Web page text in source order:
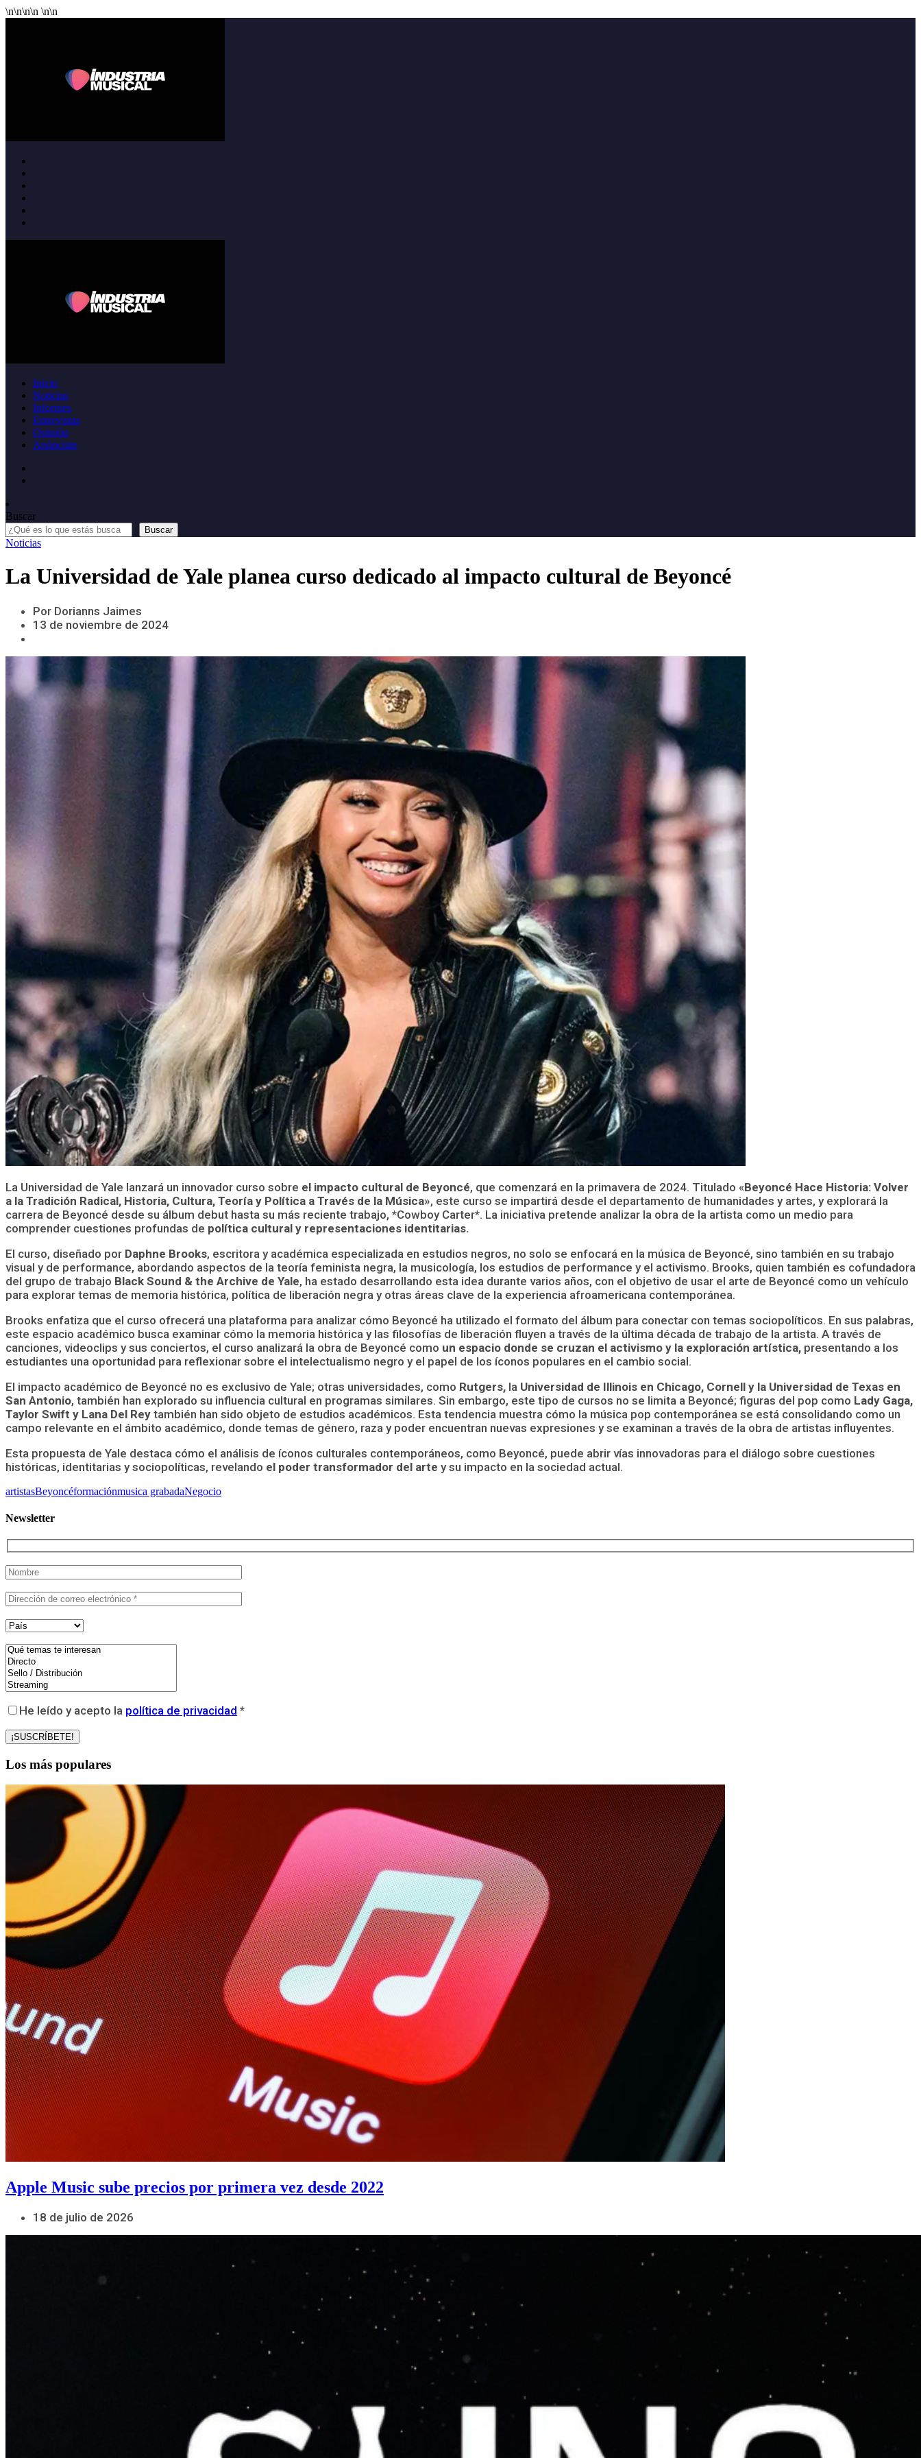
\n\n\n\n \n\n
Inicio
Noticias
Informes
Entrevistas
Opinión
Anúnciate
Buscar
Buscar
Noticias
La Universidad de Yale planea curso dedicado al impacto cultural de Beyoncé
Por Dorianns Jaimes
13 de noviembre de 2024
La Universidad de Yale lanzará un innovador curso sobre el impacto cultural de Beyoncé, que comenzará en la primavera de 2024. Titulado «Beyoncé Hace Historia: Volver
a la Tradición Radical, Historia, Cultura, Teoría y Política a Través de la Música», este curso se impartirá desde el departamento de humanidades y artes, y explorará la
carrera de Beyoncé desde su álbum debut hasta su más reciente trabajo, *Cowboy Carter*. La iniciativa pretende analizar la obra de la artista como un medio para
comprender cuestiones profundas de política cultural y representaciones identitarias.
El curso, diseñado por Daphne Brooks, escritora y académica especializada en estudios negros, no solo se enfocará en la música de Beyoncé, sino también en su trabajo
visual y de performance, abordando aspectos de la teoría feminista negra, la musicología, los estudios de performance y el activismo. Brooks, quien también es cofundadora
del grupo de trabajo Black Sound & the Archive de Yale, ha estado desarrollando esta idea durante varios años, con el objetivo de usar el arte de Beyoncé como un vehículo
para explorar temas de memoria histórica, política de liberación negra y otras áreas clave de la experiencia afroamericana contemporánea.
Brooks enfatiza que el curso ofrecerá una plataforma para analizar cómo Beyoncé ha utilizado el formato del álbum para conectar con temas sociopolíticos. En sus palabras,
este espacio académico busca examinar cómo la memoria histórica y las filosofías de liberación fluyen a través de la última década de trabajo de la artista. A través de
canciones, videoclips y sus conciertos, el curso analizará la obra de Beyoncé como un espacio donde se cruzan el activismo y la exploración artística, presentando a los
estudiantes una oportunidad para reflexionar sobre el intelectualismo negro y el papel de los íconos populares en el cambio social.
El impacto académico de Beyoncé no es exclusivo de Yale; otras universidades, como Rutgers, la Universidad de Illinois en Chicago, Cornell y la Universidad de Texas en
San Antonio, también han explorado su influencia cultural en programas similares. Sin embargo, este tipo de cursos no se limita a Beyoncé; figuras del pop como Lady Gaga,
Taylor Swift y Lana Del Rey también han sido objeto de estudios académicos. Esta tendencia muestra cómo la música pop contemporánea se está consolidando como un
campo relevante en el ámbito académico, donde temas de género, raza y poder encuentran nuevas expresiones y se examinan a través de la obra de artistas influyentes.
Esta propuesta de Yale destaca cómo el análisis de íconos culturales contemporáneos, como Beyoncé, puede abrir vías innovadoras para el diálogo sobre cuestiones
históricas, identitarias y sociopolíticas, revelando el poder transformador del arte y su impacto en la sociedad actual.
artistasBeyoncéformaciónmusica grabadaNegocio
Newsletter
He leído y acepto la política de privacidad *
Los más populares
Apple Music sube precios por primera vez desde 2022
18 de julio de 2026